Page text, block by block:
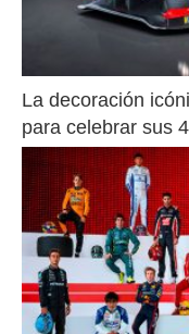
La decoración
para celebrar sus